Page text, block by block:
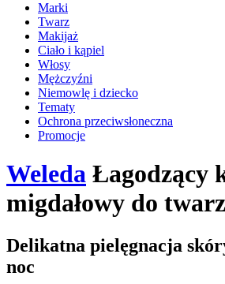
Marki
Twarz
Makijaż
Ciało i kąpiel
Włosy
Mężczyźni
Niemowlę i dziecko
Tematy
Ochrona przeciwsłoneczna
Promocje
Weleda Łagodzący
migdałowy do
Delikatna pielęgnacja
noc